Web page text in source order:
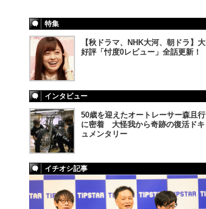
特集
【秋ドラマ、NHK大河、朝ドラ】大
好評「忖度0レビュー」全話更新！
インタビュー
50歳を迎えたオートレーサー森且行
に密着 大怪我から奇跡の復活ドキ
ュメンタリー
イチオシ記事